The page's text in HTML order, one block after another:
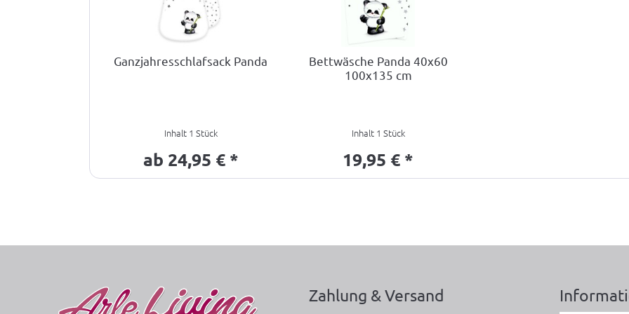
Ganzjahresschlafsack Panda
Inhalt 1 Stück
ab 24,95 € *
Bettwäsche Panda 40x60
100x135 cm
Inhalt 1 Stück
19,95 € *
Zahlung & Versand